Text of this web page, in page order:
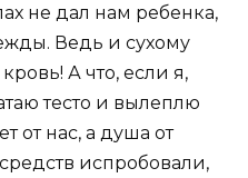
не дал нам ребенка,
Ведь и сухому
А что, если я,
тесто и вылеплю
от нас, а душа от
испробовали,